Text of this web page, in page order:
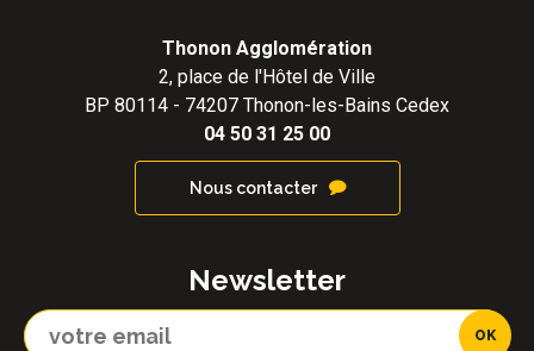
Thonon Agglomération
2, place de l'Hôtel de Ville
BP 80114 - 74207 Thonon-les-Bains Cedex
04 50 31 25 00
Nous contacter
Newsletter